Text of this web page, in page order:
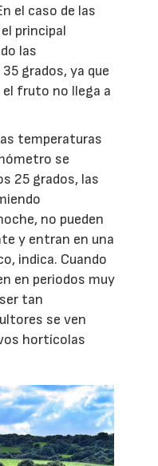
el caso de las
principal
las
grados, ya que
el fruto no llega a
temperaturas
se
25 grados, las
no pueden
y entran en una
indica. Cuando
en periodos muy
tan
se ven
hortícolas